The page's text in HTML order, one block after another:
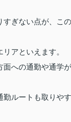
ぎない点が、こ
アといえます。
への通勤や通学
ルートも取りや